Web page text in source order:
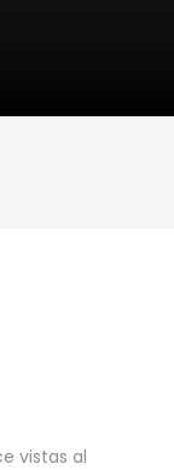
vistas al